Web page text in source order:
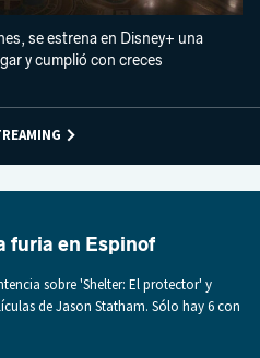
se estrena en Disney+ una
y cumplió con creces
furia en Espinof
sobre 'Shelter: El protector' y
de Jason Statham. Sólo hay 6 con